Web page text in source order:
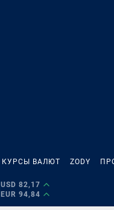
КУРСЫ ВАЛЮТ ZODY
USD 82,17
EUR 94,84